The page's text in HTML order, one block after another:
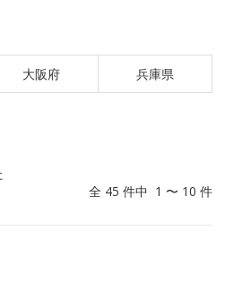
大阪府 兵庫県
全 45 件中 1 〜 10 件